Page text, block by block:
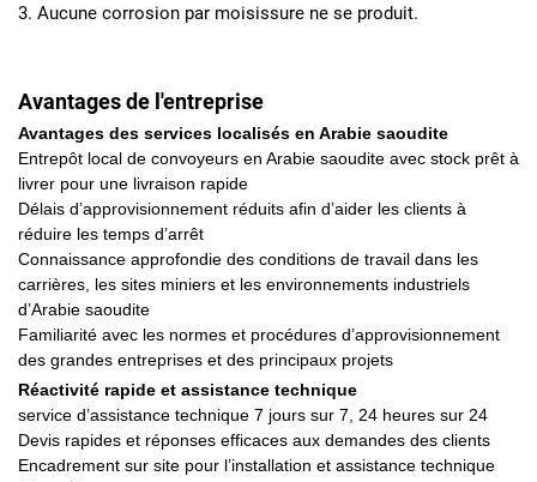
3. Aucune corrosion par moisissure ne se produit.
Avantages de l'entreprise
Avantages des services localisés en Arabie saoudite
Entrepôt local de convoyeurs en Arabie saoudite avec stock prêt à
livrer pour une livraison rapide
Délais d’approvisionnement réduits afin d’aider les clients à
réduire les temps d’arrêt
Connaissance approfondie des conditions de travail dans les
carrières, les sites miniers et les environnements industriels
d’Arabie saoudite
Familiarité avec les normes et procédures d’approvisionnement
des grandes entreprises et des principaux projets
Réactivité rapide et assistance technique
service d’assistance technique 7 jours sur 7, 24 heures sur 24
Devis rapides et réponses efficaces aux demandes des clients
Encadrement sur site pour l’installation et assistance technique